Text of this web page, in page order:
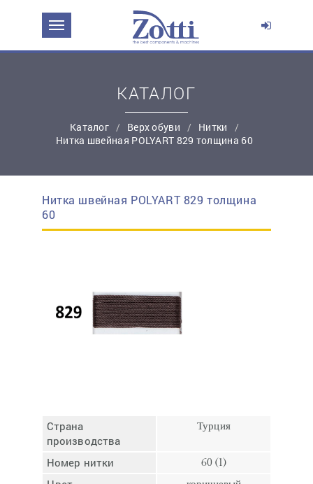
простую регистрацию
КАТАЛОГ
Каталог Верх обуви
Нитки
Нитка швейная POLYART 829 толщина 60
Нитка швейная POLYART 829 толщина
60
Страна
производства
Турция
Номер нитки 60 (1)
ЗАДАТЬ ВОПРОС О ПРОДУКТЕ
Эл. почта:*
Контактный телефон:*
Ваш вопрос: